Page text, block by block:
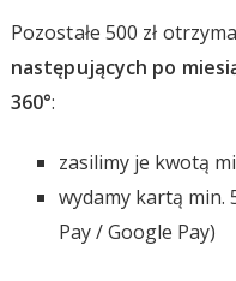
Pozostałe 500 zł
następujących po
360°:
zasilimy je kwotą
wydamy kartą min.
Pay / Google Pay)